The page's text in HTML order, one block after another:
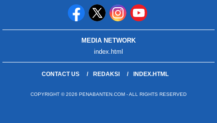
MEDIA NETWORK
index.html
CONTACT US REDAKSI INDEX.HTML
COPYRIGHT © 2026 PENABANTEN.COM - ALL RIGHTS RESERVED